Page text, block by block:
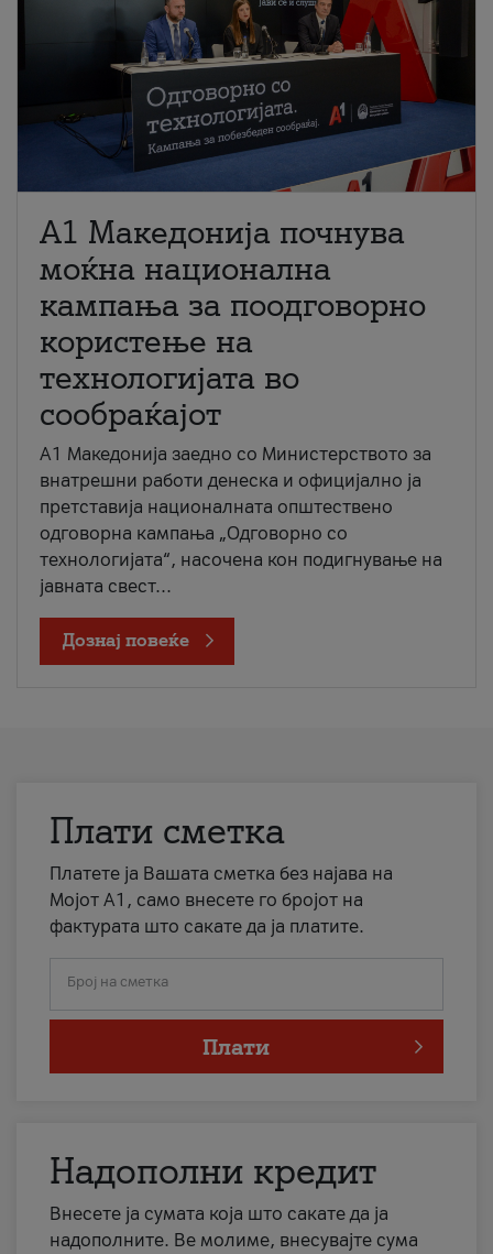
A1 Македонија почнува
моќна национална
кампања за поодговорно
користење на
технологијата во
сообраќајот
A1 Македонија заедно со Министерството за
внатрешни работи денеска и официјално ја
претставија националната општествено
одговорна кампања „Одговорно со
технологијата“, насочена кон подигнување на
јавната свест...
Дознај повеќе
Плати сметка
Платете ја Вашата сметка без најава на
Мојот А1, само внесете го бројот на
фактурата што сакате да ја платите.
Број на сметка
Плати
Надополни кредит
Внесете ја сумата која што сакате да ја
надополните. Ве молиме, внесувајте сума